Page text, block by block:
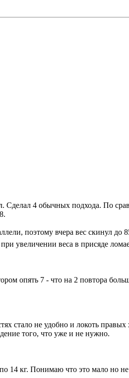
Сделал 4 обычных подхода. По
поэтому вчера вес скинул до
увеличении веса в присяде
опять 7 - что на 2 повтора
стало не удобно и локоть правых
того, что уже и не нужно.
14 кг. Понимаю что это мало но